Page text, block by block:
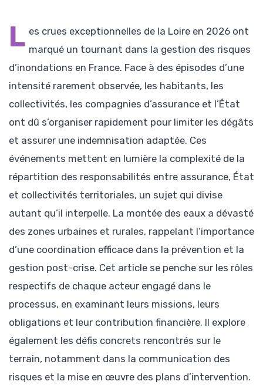
L es crues exceptionnelles de la Loire en 2026 ont
marqué un tournant dans la gestion des risques
d’inondations en France. Face à des épisodes d’une
intensité rarement observée, les habitants, les
collectivités, les compagnies d’assurance et l’État
ont dû s’organiser rapidement pour limiter les dégâts
et assurer une indemnisation adaptée. Ces
événements mettent en lumière la complexité de la
répartition des responsabilités entre assurance, État
et collectivités territoriales, un sujet qui divise
autant qu’il interpelle. La montée des eaux a dévasté
des zones urbaines et rurales, rappelant l’importance
d’une coordination efficace dans la prévention et la
gestion post-crise. Cet article se penche sur les rôles
respectifs de chaque acteur engagé dans le
processus, en examinant leurs missions, leurs
obligations et leur contribution financière. Il explore
également les défis concrets rencontrés sur le
terrain, notamment dans la communication des
risques et la mise en œuvre des plans d’intervention.